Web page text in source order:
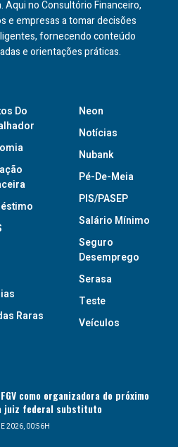
no Consultório Financeiro,
e empresas a tomar decisões
fornecendo conteúdo
e orientações práticas.
Do
Raras
Neon
Notícias
Nubank
Pé-De-Meia
PIS/PASEP
Salário Mínimo
Seguro
Desemprego
Serasa
Teste
Veículos
como organizadora do próximo
juiz federal substituto
2026, 00:56H